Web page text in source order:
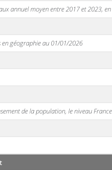
annuel moyen entre 2017 et 2023, en
en géographie au 01/01/2026
de la population, le niveau